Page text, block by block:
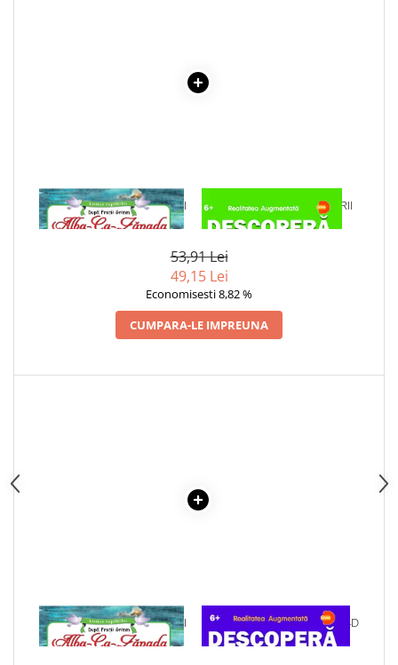
1 x ALBA CA ZAPADA SI CEI
SAPTE PITICI
1 x DESCOPERA DINOZAURII
IN 4D
53,91 Lei
49,15 Lei
Economisesti 8,82 %
CUMPARA-LE IMPREUNA
1 x ALBA CA ZAPADA SI CEI
SAPTE PITICI
1 x DESCOPERA SPATIUL IN 4D